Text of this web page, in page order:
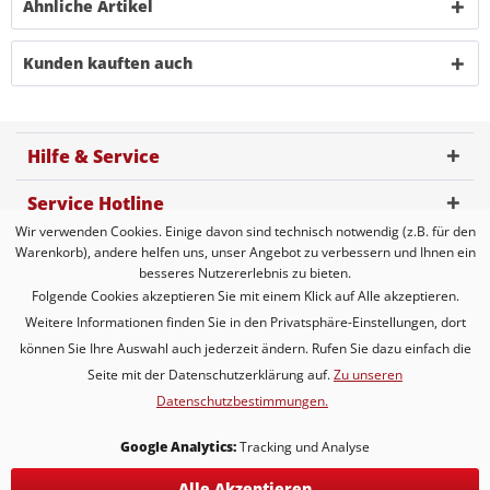
Ähnliche Artikel
Kunden kauften auch
Hilfe & Service
Service Hotline
Kundenbewertung
Zahlungsmöglichkeiten
Versandarten
* Alle Preise inkl. gesetzl. Mehrwertsteuer zzgl.
Länder entnehmen Sie bitte der Schaltfläche mit den
Versandinformationen
Wir verwenden Cookies. Einige davon sind technisch notwendig (z.B. für den
Warenkorb), andere helfen uns, unser Angebot zu verbessern und Ihnen ein
besseres Nutzererlebnis zu bieten.
Folgende Cookies akzeptieren Sie mit einem Klick auf Alle akzeptieren.
Weitere Informationen finden Sie in den Privatsphäre-Einstellungen, dort
können Sie Ihre Auswahl auch jederzeit ändern. Rufen Sie dazu einfach die
Seite mit der Datenschutzerklärung auf.Zu unseren
Datenschutzbestimmungen.
Google Analytics:Tracking und Analyse